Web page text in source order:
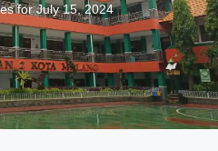
for July 15, 2024